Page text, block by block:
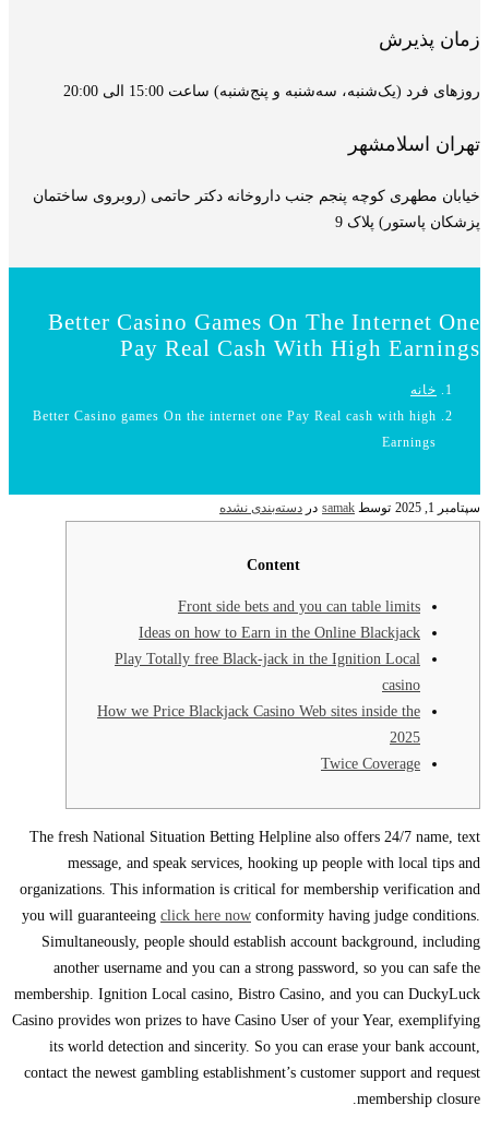
زمان پذیرش
روزهای فرد (یک‌شنبه، سه‌شنبه و پنج‌شنبه) ساعت 15:00 الی 20:00
تهران اسلامشهر
خیابان مطهری کوچه پنجم جنب داروخانه دکتر حاتمی (روبروی ساختمان
پزشکان پاستور) پلاک 9
Better Casino Games On The Internet One
Pay Real Cash With High Earnings
خانه
Better Casino games On the internet one Pay Real cash with high
Earnings
سپتامبر 1, 2025 توسط samak در دسته‌بندی نشده
Content
Front side bets and you can table limits
Ideas on how to Earn in the Online Blackjack
Play Totally free Black-jack in the Ignition Local
casino
How we Price Blackjack Casino Web sites inside the
2025
Twice Coverage
The fresh National Situation Betting Helpline also offers 24/7 name, text
message, and speak services, hooking up people with local tips and
organizations. This information is critical for membership verification and
you will guaranteeing click here now conformity having judge conditions.
Simultaneously, people should establish account background, including
another username and you can a strong password, so you can safe the
membership. Ignition Local casino, Bistro Casino, and you can DuckyLuck
Casino provides won prizes to have Casino User of your Year, exemplifying
its world detection and sincerity. So you can erase your bank account,
contact the newest gambling establishment’s customer support and request
membership closure.